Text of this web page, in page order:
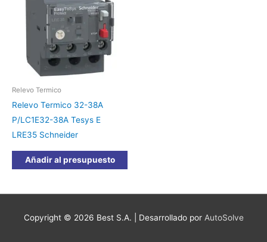
Relevo Termico
Relevo Termico 32-38A
P/LC1E32-38A Tesys E
LRE35 Schneider
Añadir al presupuesto
Copyright © 2026 Best S.A. | Desarrollado por AutoSolve